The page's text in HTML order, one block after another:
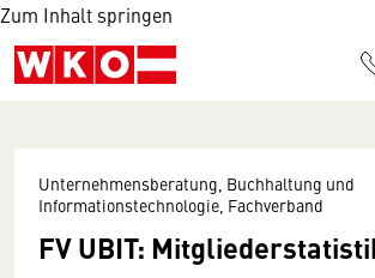
Zum Inhalt springen
Unternehmensberatung, Buchhaltung und
Informationstechnologie, Fachverband
FV UBIT: